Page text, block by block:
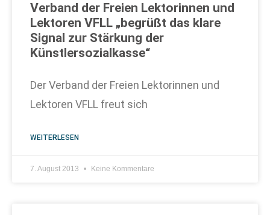
Verband der Freien Lektorinnen und
Lektoren VFLL „begrüßt das klare
Signal zur Stärkung der
Künstlersozialkasse“
Der Verband der Freien Lektorinnen und
Lektoren VFLL freut sich
WEITERLESEN
7. August 2013 Keine Kommentare